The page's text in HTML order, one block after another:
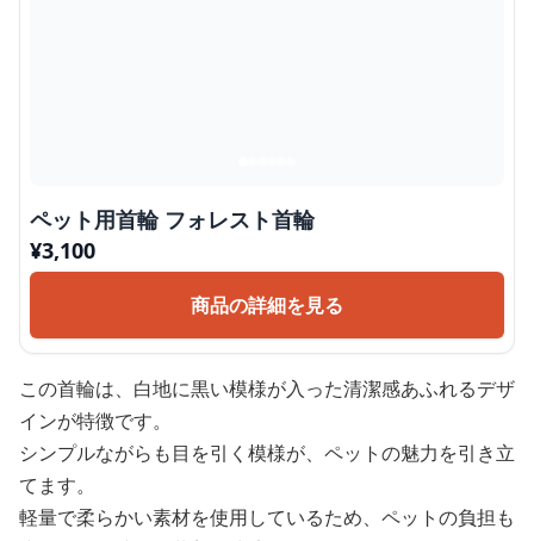
ペット用首輪 フォレスト首輪
¥3,100
商品の詳細を見る
この首輪は、白地に黒い模様が入った清潔感あふれるデザ
インが特徴です。
シンプルながらも目を引く模様が、ペットの魅力を引き立
てます。
軽量で柔らかい素材を使用しているため、ペットの負担も